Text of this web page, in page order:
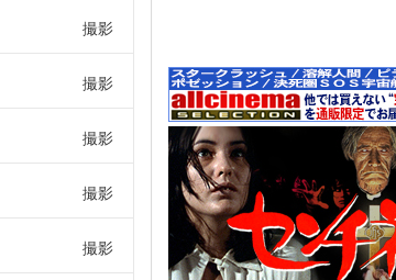
撮影
撮影
撮影
撮影
撮影